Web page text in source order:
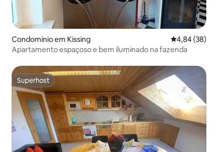
Condomínio em Kissing Classificação
4,84 (38)
Apartamento espaçoso e bem iluminado na fazenda
Superhost
Superhost